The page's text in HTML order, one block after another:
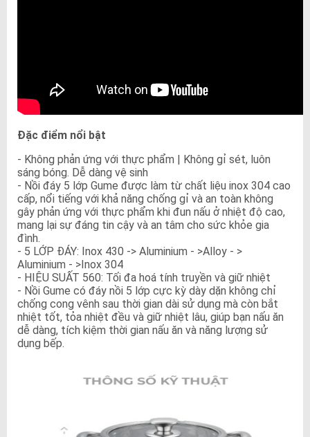
Đặc điểm nổi bật
- Không phản ứng với thực phẩm | Không gỉ sét, luôn
sáng bóng. Dễ dàng vệ sinh
- Nồi đáy 5 lớp Gume được làm từ chất liệu inox 304 cao
cấp, nổi tiếng với khả năng chống gỉ và an toàn không
gây phản ứng với thực phẩm khi đun nấu ở nhiệt độ cao,
mang lại sự đáng tin cậy và an tâm cho sức khỏe gia
đình.
- 5 LỚP ĐÁY: Inox 430 -> Aluminium - >Alloy - >
Aluminium - >Inox 304
- HIỆU SUẤT 560: Tối đa hoá tính truyền và giữ nhiệt
- Nồi Gume có đáy nồi 5 lớp cực kỳ dày dặn không chỉ
chống cong vênh sau thời gian dài sử dụng mà còn bắt
nhiệt tốt, tỏa nhiệt đều và giữ nhiệt lâu, giúp bạn nấu ăn
dễ dàng, tích kiệm thời gian nấu ăn và năng lượng sử
dụng bếp.